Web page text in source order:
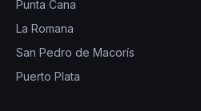
Punta Cana
La Romana
San Pedro de Macorís
Puerto Plata